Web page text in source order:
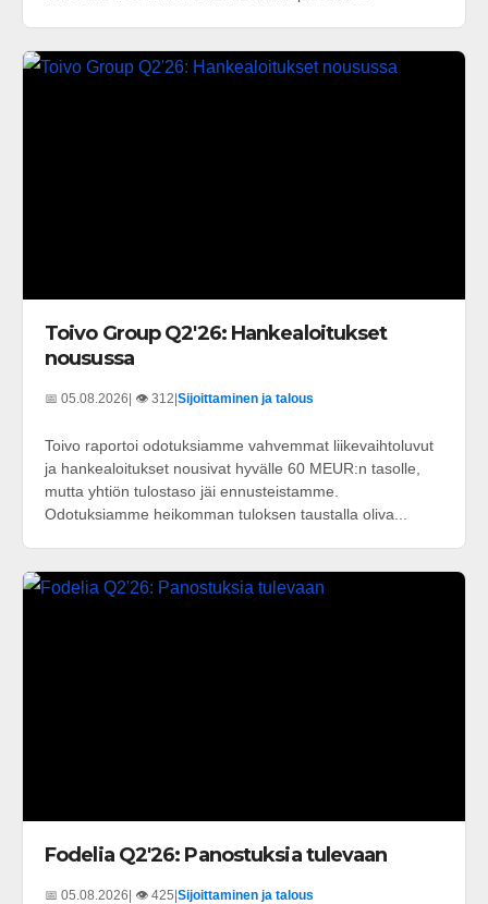
Toivo Group Q2'26: Hankealoitukset
nousussa
📅 05.08.2026 | 👁️ 312 Sijoittaminen ja talous
Toivo raportoi odotuksiamme vahvemmat liikevaihtoluvut
ja hankealoitukset nousivat hyvälle 60 MEUR:n tasolle,
mutta yhtiön tulostaso jäi ennusteistamme.
Odotuksiamme heikomman tuloksen taustalla oliva...
Fodelia Q2'26: Panostuksia tulevaan
📅 05.08.2026| 👁️ 425|Sijoittaminen ja talous